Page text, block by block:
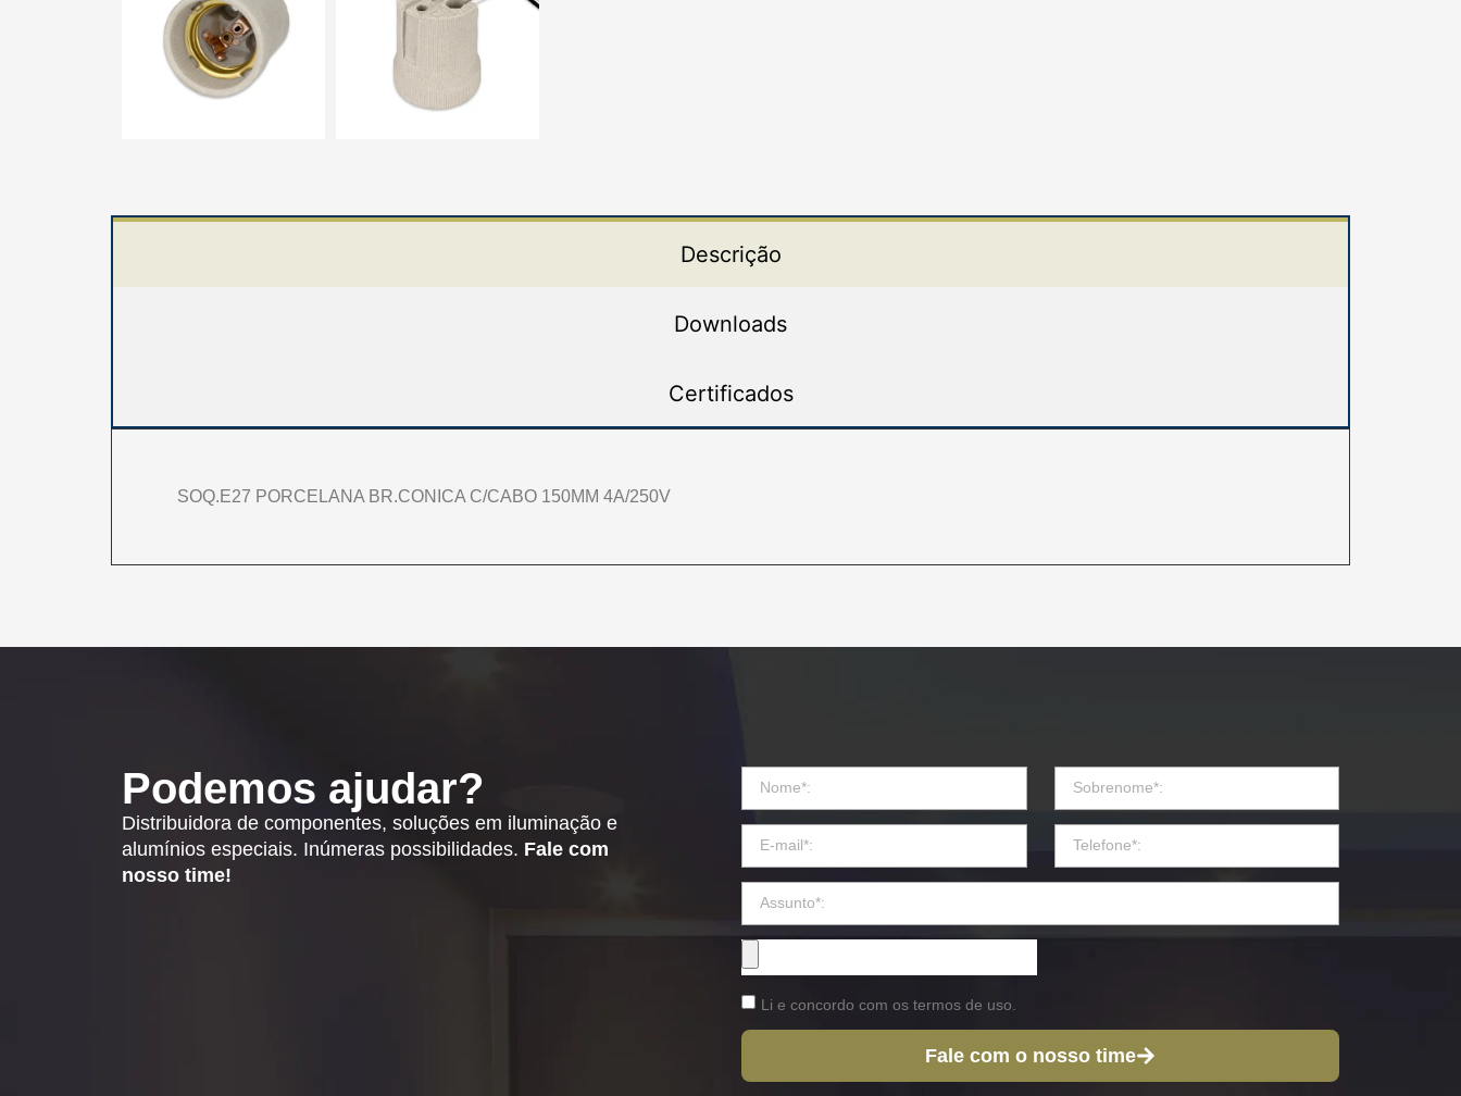
Descrição
Downloads
Certificados
SOQ.E27 PORCELANA BR.CONICA C/CABO 150MM 4A/250V
Podemos ajudar?
Distribuidora de componentes, soluções em iluminação e
alumínios especiais. Inúmeras possibilidades. Fale com
nosso time!
Li e concordo com os termos de uso.
Fale com o nosso time